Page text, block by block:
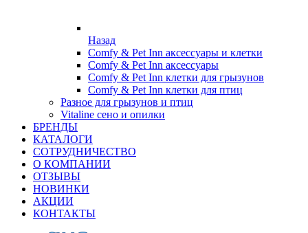
Назад
Comfy & Pet Inn аксессуары и клетки
Comfy & Pet Inn аксессуары
Comfy & Pet Inn клетки для грызунов
Comfy & Pet Inn клетки для птиц
Разное для грызунов и птиц
Vitaline сено и опилки
БРЕНДЫ
КАТАЛОГИ
СОТРУДНИЧЕСТВО
О КОМПАНИИ
ОТЗЫВЫ
НОВИНКИ
АКЦИИ
КОНТАКТЫ